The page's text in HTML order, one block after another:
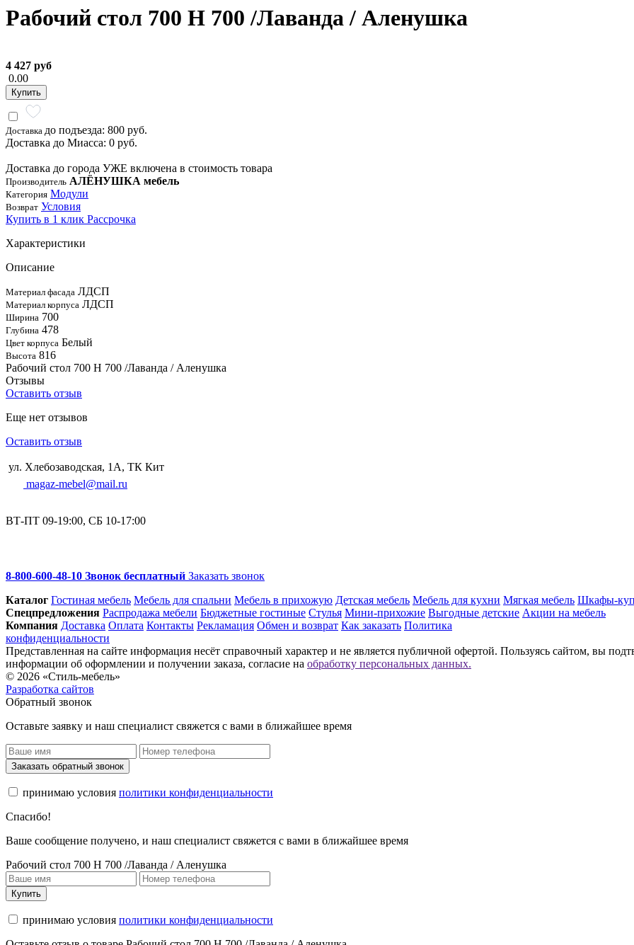
Рабочий стол 700 Н 700 /Лаванда / Аленушка
4 427 руб
0.00
Купить
Доставка до подъезда: 800 руб.
Доставка до Миасса: 0 руб.
Доставка до города УЖЕ включена в стоимость товара
Производитель АЛЁНУШКА мебель
Категория Модули
Возврат Условия
Купить в 1 клик Рассрочка
Характеристики
Описание
Материал фасада ЛДСП
Материал корпуса ЛДСП
Ширина 700
Глубина 478
Цвет корпуса Белый
Высота 816
Рабочий стол 700 Н 700 /Лаванда / Аленушка
Отзывы
Оставить отзыв
Еще нет отзывов
Оставить отзыв
ул. Хлебозаводская, 1А, ТК Кит
magaz-mebel@mail.ru
ВТ-ПТ 09-19:00, СБ 10-17:00
8-800-600-48-10 Звонок бесплатный Заказать звонок
Каталог Гостиная мебель Мебель для спальни Мебель в прихожую Детская мебель Мебель для кухни Мягкая мебель Шкафы-
Спец­предложения Распродажа мебели Бюджетные гостиные Стулья Мини-прихожие Выгодные детские Акции на мебель
Компания Доставка Оплата Контакты Рекламация Обмен и возврат Как заказать Политика
конфиденциальности
Представленная на сайте информация несёт справочный характер и не является публичной офертой. Пользуясь сайтом, вы
информации об оформлении и получении заказа, согласие на обработку персональных данных.
© 2026 «Стиль-мебель»
Разработка сайтов
Обратный звонок
Оставьте заявку и наш специалист свяжется с вами в ближайшее время
Заказать обратный звонок
принимаю условия политики конфиденциальности
Спасибо!
Ваше сообщение получено, и наш специалист свяжется с вами в ближайшее время
Рабочий стол 700 Н 700 /Лаванда / Аленушка
Купить
принимаю условия политики конфиденциальности